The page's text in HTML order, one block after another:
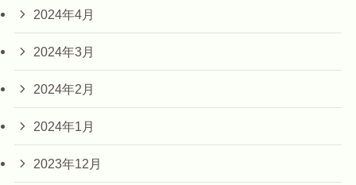
2024年4月
2024年3月
2024年2月
2024年1月
2023年12月